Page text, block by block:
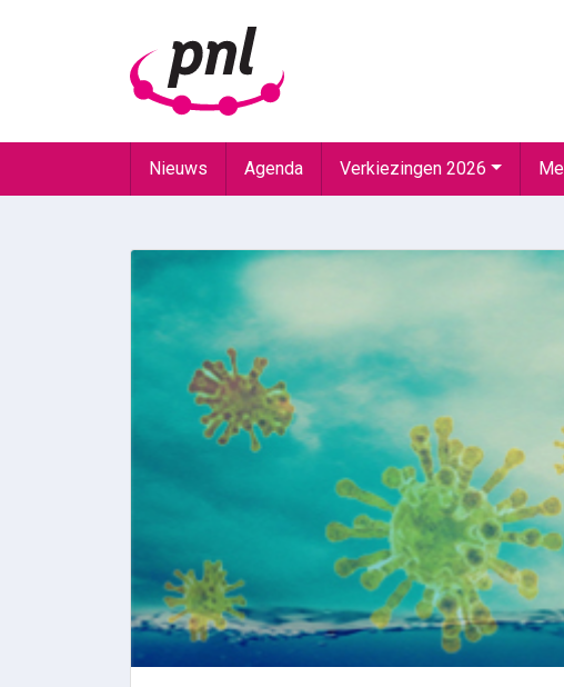
Nieuws Agenda Verkiezingen 2026